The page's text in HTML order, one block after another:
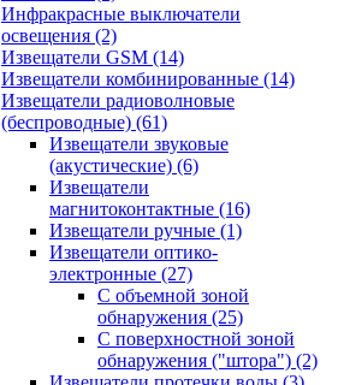
Инфракрасные выключатели
освещения (2)
Извещатели GSM (14)
Извещатели комбинированные (14)
Извещатели радиоволновые
(беспроводные) (61)
Извещатели звуковые
(акустические) (6)
Извещатели
магнитоконтактные (16)
Извещатели ручные (1)
Извещатели оптико-
электронные (27)
С объемной зоной
обнаружения (25)
С поверхностной зоной
обнаружения ("штора") (2)